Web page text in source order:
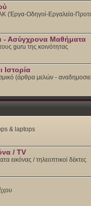
(Έργα-Οδηγοί-Εργαλεία-
- Ασύγχρονα Μαθήματα
guru της κοινότητας
Ιστορία
(άρθρα μελών -
& laptops
/ TV
εικόνας / τηλεοπτικοί δέκτες